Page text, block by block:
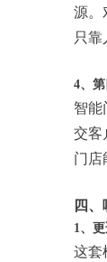
源。
只靠
4、
智能
交客
门店
四
1、
这套